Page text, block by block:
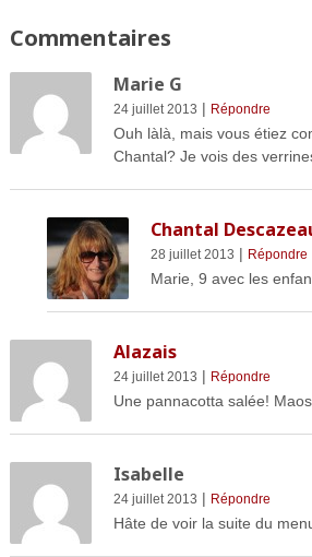
Commentaires
Marie G
24 juillet 2013 | Répondre
Ouh làlà, mais vous étiez
Chantal? Je vois des
Chantal
28 juillet 2013 | Répondre
Marie, 9 avec les
Alazais
24 juillet 2013 | Répondre
Une pannacotta salée!
Isabelle
24 juillet 2013 | Répondre
Hâte de voir la suite du